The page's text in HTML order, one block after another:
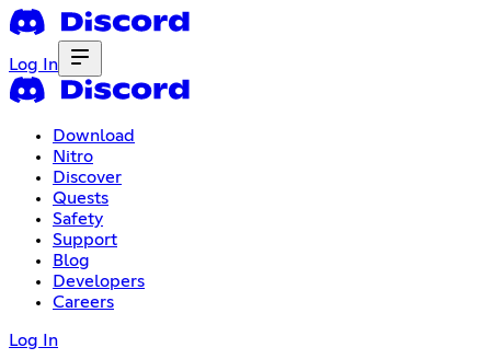
Log In
Download
Nitro
Discover
Quests
Safety
Support
Blog
Developers
Careers
Log In